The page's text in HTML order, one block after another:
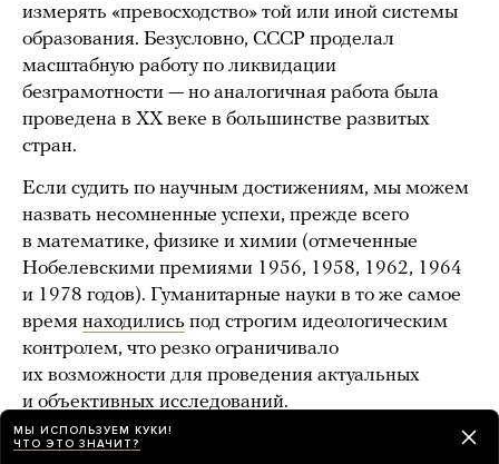
измерять «превосходство» той или иной системы
образования. Безусловно, СССР проделал
масштабную работу по ликвидации
безграмотности — но аналогичная работа была
проведена в XX веке в большинстве развитых
стран.
Если судить по научным достижениям, мы можем
назвать несомненные успехи, прежде всего
в математике, физике и химии (отмеченные
Нобелевскими премиями 1956, 1958, 1962, 1964
и 1978 годов). Гуманитарные науки в то же самое
время находились под строгим идеологическим
контролем, что резко ограничивало
их возможности для проведения актуальных
и объективных исследований.
То есть в ряде сфер успехи были серьезными,
МЫ ИСПОЛЬЗУЕМ КУКИ!
ЧТО ЭТО ЗНАЧИТ?